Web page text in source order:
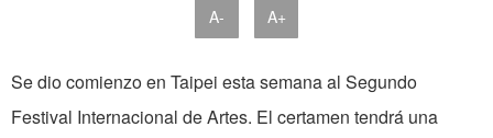
A- A+
Se dio comienzo en Taipei esta semana al Segundo
Festival Internacional de Artes. El certamen tendrá una